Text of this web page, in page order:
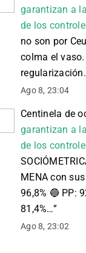
garantizan a
de los
no son por
colma el
Ago 8, 23:04
Centinela de
garantizan a
de los
MENA con
96,8% 🔵 PP:
81,4%…”
Ago 8, 23:02